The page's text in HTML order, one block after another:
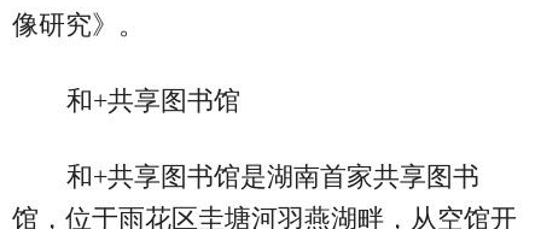
像研究》。
和+共享图书馆
和+共享图书馆是湖南首家共享图书
馆，位于雨花区圭塘河羽燕湖畔，从空馆开